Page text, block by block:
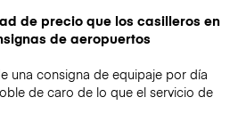
de precio que los casilleros en
de aeropuertos
una consigna de equipaje por día
de caro de lo que el servicio de